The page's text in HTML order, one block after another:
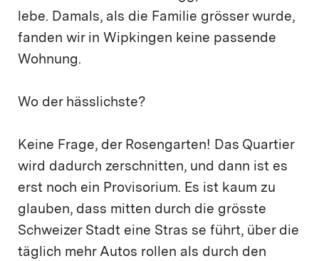
lebe. Damals, als die Familie grösser wurde,
fanden wir in Wipkingen keine passende
Wohnung.
Wo der hässlichste?
Keine Frage, der Rosengarten! Das Quartier
wird dadurch zerschnitten, und dann ist es
erst noch ein Provisorium. Es ist kaum zu
glauben, dass mitten durch die grösste
Schweizer Stadt eine Stras se führt, über die
täglich mehr Autos rollen als durch den